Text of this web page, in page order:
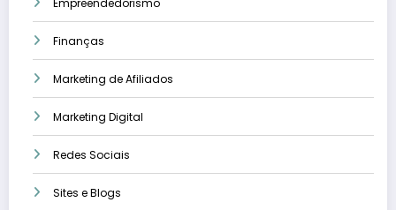
Finanças
Marketing de Afiliados
Marketing Digital
Redes Sociais
Sites e Blogs